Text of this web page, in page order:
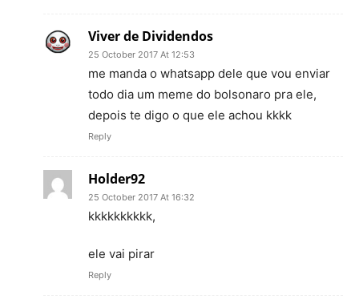
Viver de Dividendos
25 October 2017 At 12:53
me manda o whatsapp dele que vou enviar
todo dia um meme do bolsonaro pra ele,
depois te digo o que ele achou kkkk
Reply
Holder92
25 October 2017 At 16:32
kkkkkkkkkk,
ele vai pirar
Reply